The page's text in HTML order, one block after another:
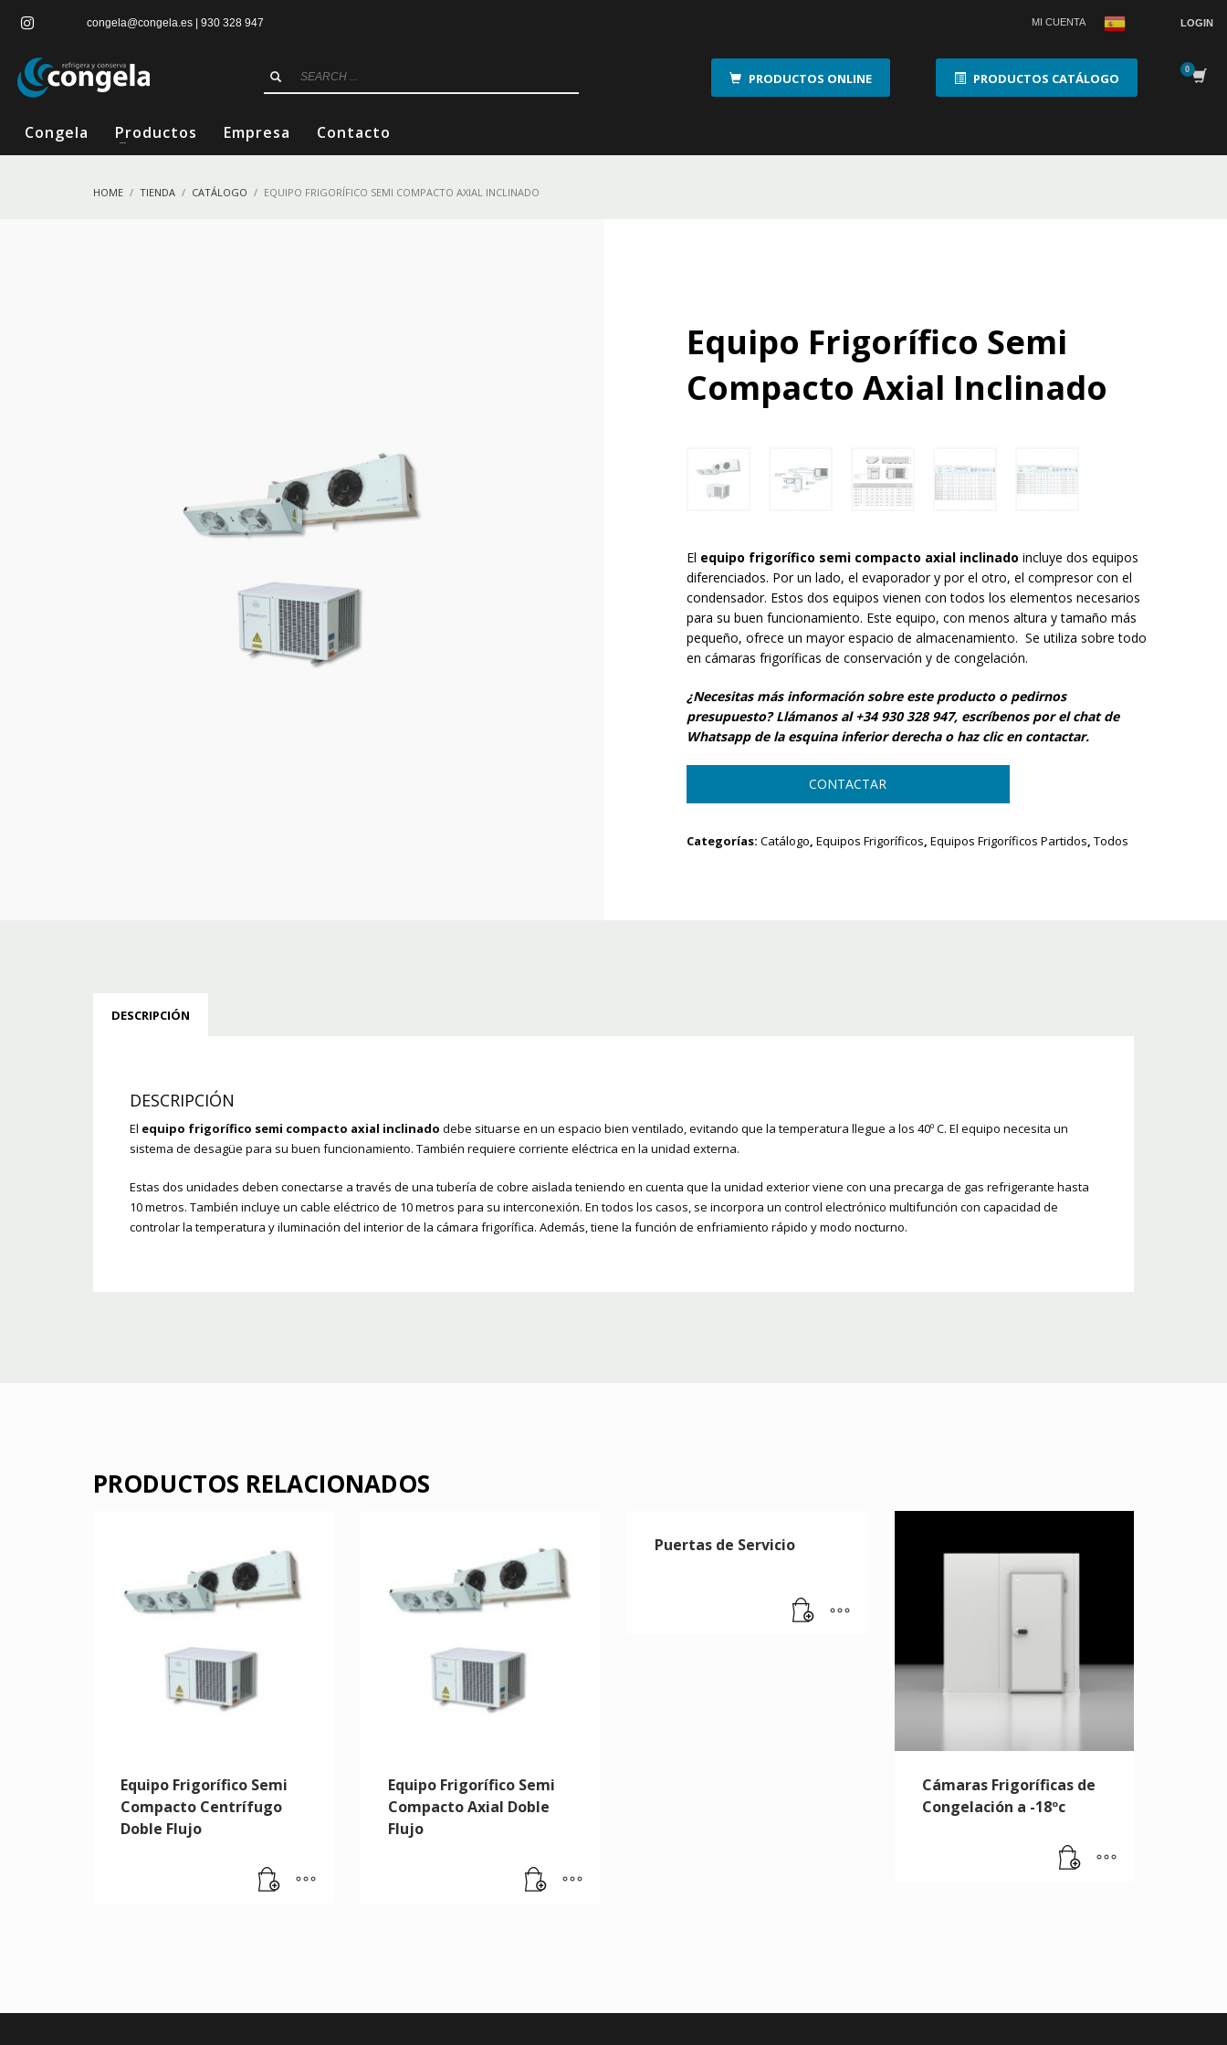
congela@congela.es | 930 328 947 MI CUENTA LOGIN
PRODUCTOS ONLINE PRODUCTOS CATÁLOGO
Congela Productos Empresa Contacto
HOME TIENDA CATÁLOGO EQUIPO FRIGORÍFICO SEMI COMPACTO AXIAL INCLINADO
Equipo Frigorífico Semi
Compacto Axial Inclinado
El equipo frigorífico semi compacto axial inclinado incluye dos equipos
diferenciados. Por un lado, el evaporador y por el otro, el compresor con el
condensador. Estos dos equipos vienen con todos los elementos necesarios
para su buen funcionamiento. Este equipo, con menos altura y tamaño más
pequeño, ofrece un mayor espacio de almacenamiento. Se utiliza sobre todo
en cámaras frigoríficas de conservación y de congelación.
¿Necesitas más información sobre este producto o pedirnos
presupuesto? Llámanos al +34 930 328 947, escríbenos por el chat de
Whatsapp de la esquina inferior derecha o haz clic en contactar.
CONTACTAR
Categorías: Catálogo, Equipos Frigoríficos, Equipos Frigoríficos Partidos, Todos
DESCRIPCIÓN
DESCRIPCIÓN
El equipo frigorífico semi compacto axial inclinado debe situarse en un espacio bien ventilado, evitando que la temperatura llegue a los 40º C. El equipo necesita un
sistema de desagüe para su buen funcionamiento. También requiere corriente eléctrica en la unidad externa.
Estas dos unidades deben conectarse a través de una tubería de cobre aislada teniendo en cuenta que la unidad exterior viene con una precarga de gas refrigerante hasta
10 metros. También incluye un cable eléctrico de 10 metros para su interconexión. En todos los casos, se incorpora un control electrónico multifunción con capacidad de
controlar la temperatura y iluminación del interior de la cámara frigorífica. Además, tiene la función de enfriamiento rápido y modo nocturno.
PRODUCTOS RELACIONADOS
Equipo Frigorífico Semi
Compacto Centrífugo
Doble Flujo
Equipo Frigorífico Semi
Compacto Axial Doble
Flujo
Puertas de Servicio
Cámaras Frigoríficas de
Congelación a -18ºc